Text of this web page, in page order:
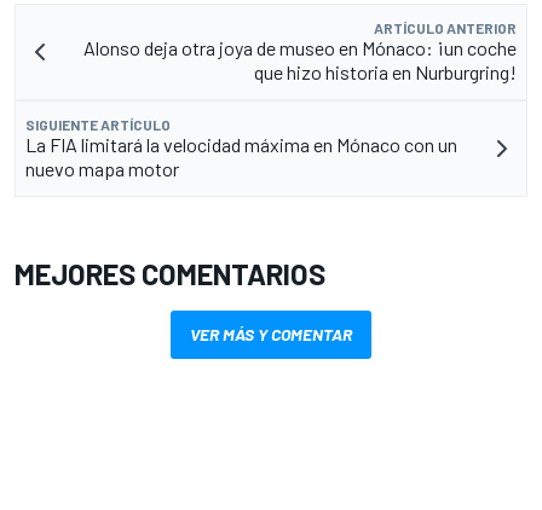
ARTÍCULO ANTERIOR
Alonso deja otra joya de museo en Mónaco: ¡un coche
que hizo historia en Nurburgring!
SIGUIENTE ARTÍCULO
La FIA limitará la velocidad máxima en Mónaco con un
nuevo mapa motor
MEJORES COMENTARIOS
VER MÁS Y COMENTAR